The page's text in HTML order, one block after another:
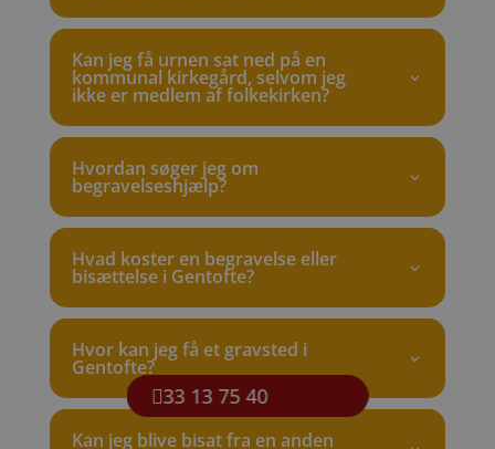
Kan jeg få urnen sat ned på en
kommunal kirkegård, selvom jeg
ikke er medlem af folkekirken?
Hvordan søger jeg om
begravelseshjælp?
Hvad koster en begravelse eller
bisættelse i Gentofte?
Hvor kan jeg få et gravsted i
Gentofte?
Kan jeg blive bisat fra en anden
33 13 75 40